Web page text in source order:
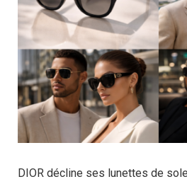
DIOR décline ses lunettes de